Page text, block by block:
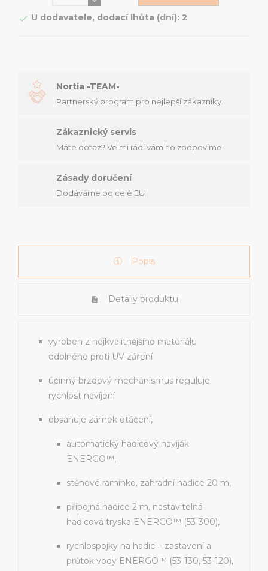
 U dodavatele, dodací lhůta (dní): 2
Nortia -TEAM-
Partnerský program pro nejlepší zákazníky.
Zákaznický servis
Máte dotaz? Velmi rádi vám ho zodpovíme.
Zásady doručení
Dodáváme po celé EU
Popis
Detaily produktu
vyroben z nejkvalitnějšího materiálu
odolného proti UV záření
účinný brzdový mechanismus reguluje
rychlost navíjení
obsahuje zámek otáčení,
automatický hadicový naviják
ENERGO™,
stěnové ramínko, zahradní hadice 20 m,
přípojná hadice 2 m, nastavitelná
hadicová tryska ENERGO™ (53-300),
rychlospojky na hadici - zastavení a
průtok vody ENERGO™ (53-130, 53-120),